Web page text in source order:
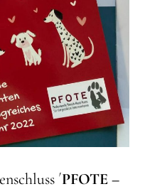
´PFOTE –